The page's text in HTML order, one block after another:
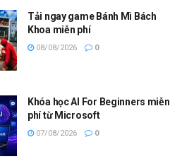
Tải ngay game Bánh Mì Bách
Khoa miễn phí
08/08/2026 0
Khóa học AI For Beginners miễn
phí từ Microsoft
07/08/2026 0